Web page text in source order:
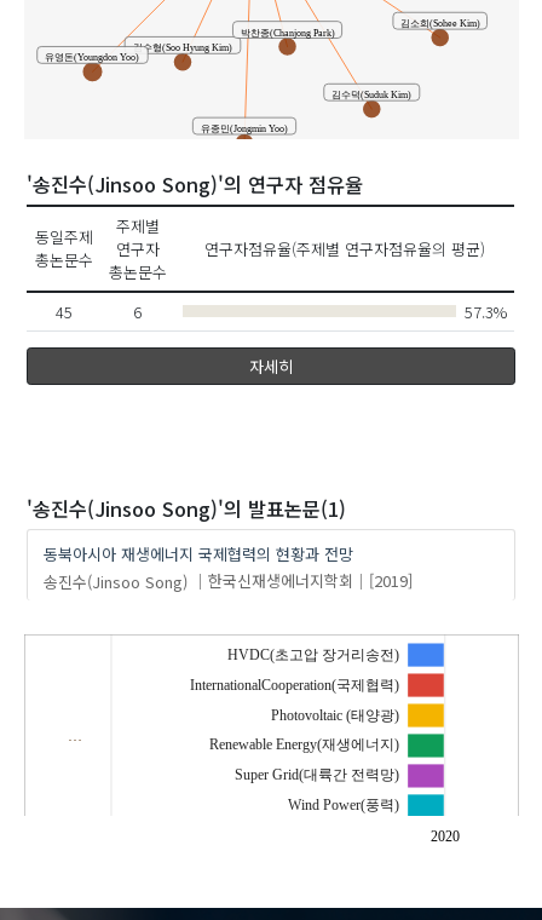
김소희(Sohee Kim)
김수덕(Suduk Kim)
김수형(Soo Hyung Kim)
박찬종(Chanjong Park)
유영돈(Youngdon Yoo)
유종민(Jongmin Yoo)
'송진수(Jinsoo Song)'의 연구자 점유율
동일주제
총논문수
주제별
연구자
총논문수
연구자점유율(주제별 연구자점유율의 평균)
45 6 57.3%
자세히
'송진수(Jinsoo Song)'의 발표논문(1)
동북아시아 재생에너지 국제협력의 현황과 전망
송진수(Jinsoo Song)
한국신재생에너지학회 [2019]
2020
…
HVDC(초고압 장거리송전)
InternationalCooperation(국제협력)
Photovoltaic (태양광)
Renewable Energy(재생에너지)
Super Grid(대륙간 전력망)
Wind Power(풍력)